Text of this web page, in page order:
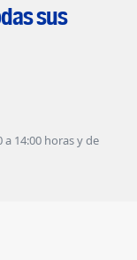
sus
14:00 horas y de